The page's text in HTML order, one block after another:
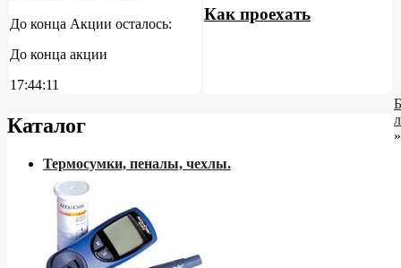
До конца Акции осталось:
До конца акции
17:44:10
Как проехать
Каталог
Термосумки, пеналы, чехлы.
»